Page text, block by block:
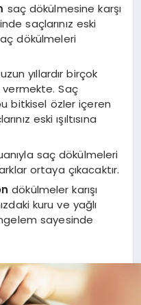
saç dökülmesine karşı
saçlarınız eski
dökülmeleri
yıllardır birçok
vermekte. Saç
bitkisel özler içeren
eski ışıltısına
saç dökülmeleri
ortaya çıkacaktır.
dökülmeler karışı
kuru ve yağlı
sayesinde